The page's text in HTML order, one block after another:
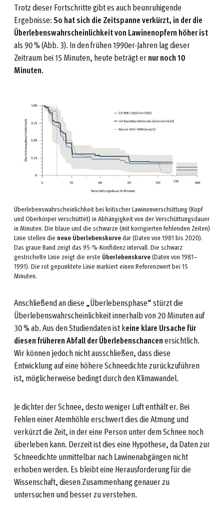
Trotz dieser Fortschritte gibt es auch beunruhigende
Ergebnisse:So hat sich die Zeitspanne verkürzt, in der die
Überlebenswahrscheinlichkeit von Lawinenopfern höher ist
als 90 % (Abb. 3). In den frühen 1990er-Jahren lag dieser
Zeitraum bei 15 Minuten, heute beträgt ernur noch 10
Minuten.
Überlebenswahrscheinlichkeit bei kritischer Lawinenverschüttung (Kopf
und Oberkörper verschüttet) in Abhängigkeit von der Verschüttungsdauer
in Minuten. Die blaue und die schwarze (mit korrigierten fehlenden Zeiten)
Linie stellen dieneue Überlebenskurvedar (Daten von 1981 bis 2020).
Das graue Band zeigt das 95-%-Konfidenz intervall. Die schwarz
gestrichelte Linie zeigt die erste Überlebenskurve(Daten von 1981–
1991). Die rot gepunktete Linie markiert einen Referenzwert bei 15
Minuten.
Anschließend an diese „Überlebensphase“ stürzt die
Überlebenswahrscheinlichkeit innerhalb von 20 Minuten auf
30 % ab. Aus den Studiendaten ist keine klare Ursache für
diesen früheren Abfall der Überlebenschancenersichtlich.
Wir können jedoch nicht ausschließen, dass diese
Entwicklung auf eine höhere Schneedichte zurückzuführen
ist, möglicherweise bedingt durch den Klimawandel.
Je dichter der Schnee, desto weniger Luft enthält er. Bei
Fehlen einer Atemhöhle erschwert dies die Atmung und
verkürzt die Zeit, in der eine Person unter dem Schnee noch
überleben kann. Derzeit ist dies eine Hypothese, da Daten zur
Schneedichte unmittelbar nach Lawinenabgängen nicht
erhoben werden. Es bleibt eine Herausforderung für die
Wissenschaft, diesen Zusammenhang genauer zu
untersuchen und besser zu verstehen.